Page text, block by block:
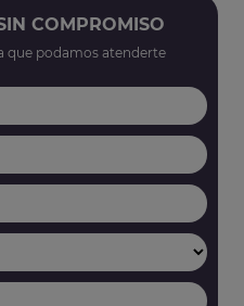
COMPROMISO
que podamos atenderte